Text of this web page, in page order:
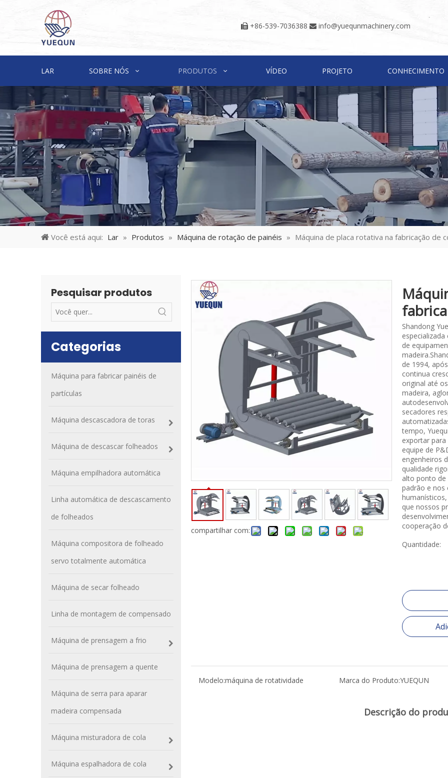
 +86-539-7036388  info@yuequnmachinery.com
LAR SOBRE NÓS PRODUTOS VÍDEO PROJETO CONHECIMENTO
Você está aqui: Lar » Produtos » Máquina de rotação de painéis » Máquina de placa rotativa na fabricação de
Pesquisar produtos
Categorias
Máquina para fabricar painéis de
partículas
Máquina descascadora de toras
Máquina de descascar folheados
Máquina empilhadora automática
Linha automática de descascamento
de folheados
Máquina compositora de folheado
servo totalmente automática
Máquina de secar folheado
Linha de montagem de compensado
Máquina de prensagem a frio
Máquina de prensagem a quente
Máquina de serra para aparar
madeira compensada
Máquina misturadora de cola
Máquina espalhadora de cola
compartilhar com:
Shandong
de
de 1994,
continua
original até
madeira,
secadores
tempo,
exportar
equipe de
engenheiros
qualidade
alto ponto de
padrão e nos
que nossos
cooperação
Quantidade:
Modelo:máquina de rotatividade Marca do Produto:YUEQUN
Descrição do